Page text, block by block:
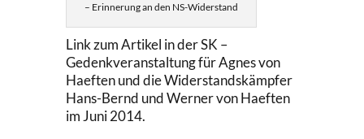
– Erinnerung an den NS-Widerstand
Link zum Artikel in der SK –
Gedenkveranstaltung für Agnes von
Haeften und die Widerstandskämpfer
Hans-Bernd und Werner von Haeften
im Juni 2014.